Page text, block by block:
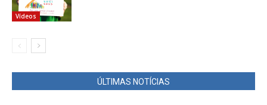
Vídeos
ÚLTIMAS NOTÍCIAS